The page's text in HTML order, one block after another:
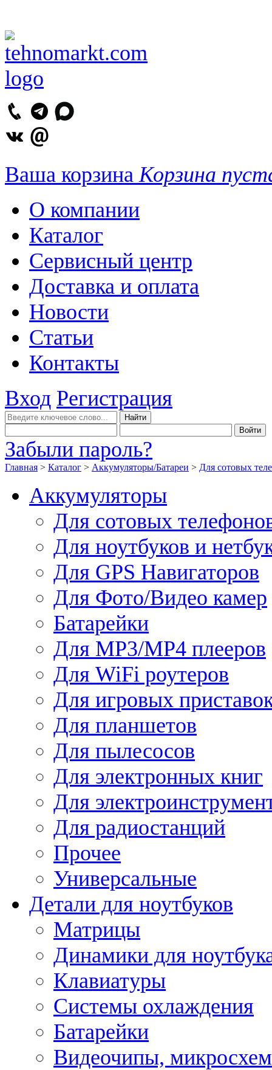
Ваша корзина Корзина
О компании
Каталог
Сервисный центр
Доставка и оплата
Новости
Статьи
Контакты
Вход Регистрация
Забыли пароль?
Главная > Каталог > Аккумуляторы/Батареи > Для сотовых
Аккумуляторы
Для сотовых
Для ноутбуков и
Для GPS Навигаторов
Для Фото/Видео камер
Батарейки
Для MP3/MP4 плееров
Для WiFi роутеров
Для игровых
Для планшетов
Для пылесосов
Для электронных книг
Для
Для радиостанций
Прочее
Универсальные
Детали для ноутбуков
Матрицы
Динамики для
Клавиатуры
Системы охлаждения
Батарейки
Видеочипы,